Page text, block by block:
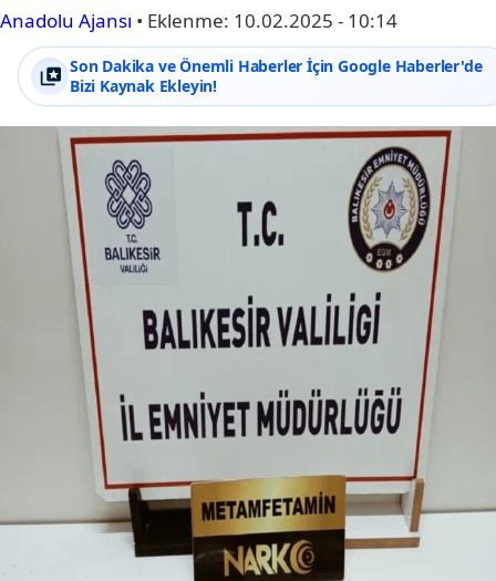
Anadolu Ajansı • Eklenme: 10.02.2025 - 10:14
Son Dakika ve Önemli Haberler İçin Google Haberler'de
Bizi Kaynak Ekleyin!